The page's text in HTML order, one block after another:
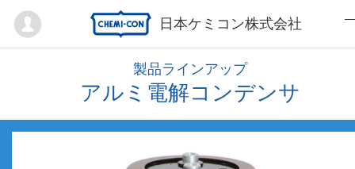
日本ケミコン株式会社
Mypage
製品ラインアップ
アルミ電解コンデンサ